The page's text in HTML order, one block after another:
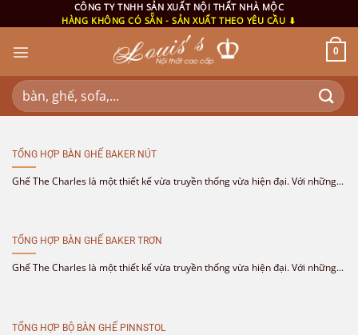
qua
nội
CÔNG TY TNHH SẢN XUẤT NỘI THẤT NHÀ MỘC
HÀNG KHÔNG CÓ SẴN - SẢN XUẤT THEO YÊU CẦU ⬇
0
Tìm
kiếm:
TỔNG HỢP BÀN GHẾ BAKER NÚT
Ghế The Charles là một thiết kế vừa truyền thống vừa hiện đại. Với những...
TỔNG HỢP BÀN GHẾ BAKER TRƠN
Ghế The Charles là một thiết kế vừa truyền thống vừa hiện đại. Với những...
TỔNG HỢP BỘ BÀN GHẾ PINNSTOL